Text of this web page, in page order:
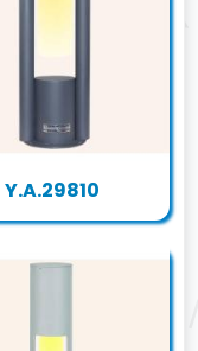
Y.A.29810